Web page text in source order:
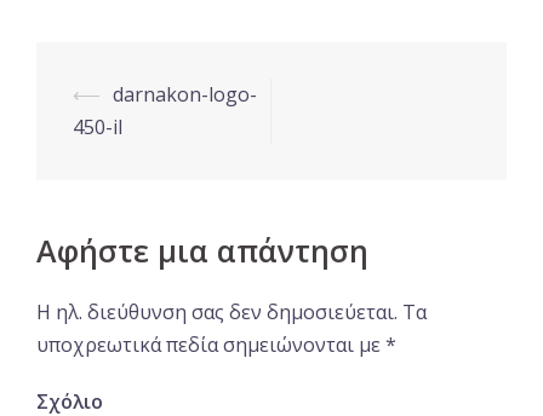
Post
navigation
⟵ darnakon-logo-
450-il
Αφήστε μια απάντηση
Η ηλ. διεύθυνση σας δεν δημοσιεύεται. Τα
υποχρεωτικά πεδία σημειώνονται με*
Σχόλιο